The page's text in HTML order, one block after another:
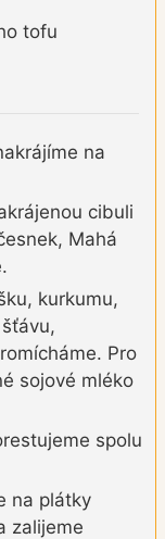
tofu
na
cibuli
Mahá
kurkumu,
Pro
sojové mléko
spolu
na plátky
zalijeme